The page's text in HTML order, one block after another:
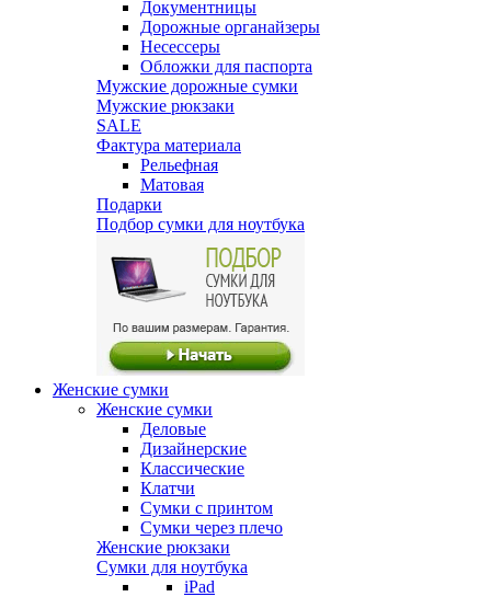
Документницы
Дорожные органайзеры
Несессеры
Обложки для паспорта
Мужские дорожные сумки
Мужские рюкзаки
SALE
Фактура материала
Рельефная
Матовая
Подарки
Подбор сумки для ноутбука
Женские сумки
Женские сумки
Деловые
Дизайнерские
Классические
Клатчи
Сумки с принтом
Сумки через плечо
Женские рюкзаки
Сумки для ноутбука
iPad